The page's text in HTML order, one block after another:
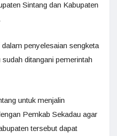
Sintang dan Kabupaten
penyelesaian sengketa
ditangani pemerintah
untuk menjalin
Pemkab Sekadau agar
tersebut dapat